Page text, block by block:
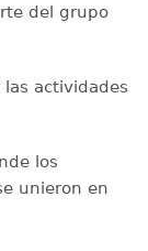
del grupo
actividades
los
unieron en